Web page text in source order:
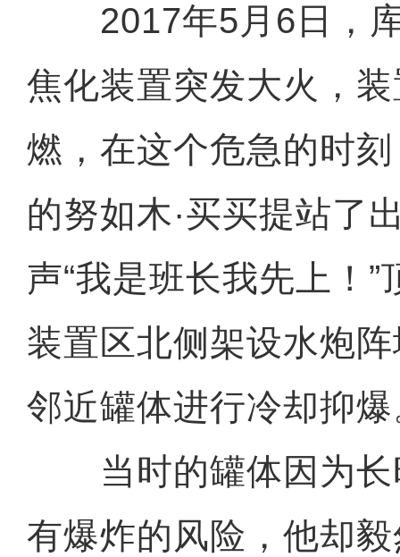
2017年5月6日，库
焦化装置突发大火，
燃，在这个危急的时
的努如木·买买提站了
声“我是班长我先上！
装置区北侧架设水炮
邻近罐体进行冷却抑
当时的罐体因为长
有爆炸的风险，他却